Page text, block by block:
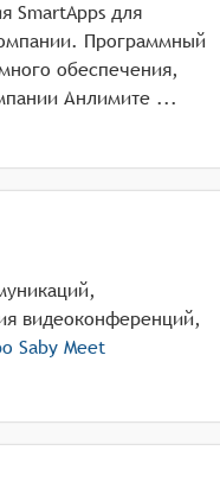
SmartApps для
Программный
обеспечения,
Реестровая запись №5745 от 20.09.2019) от компании Анлимите ...
видеоконференций,
Saby Meet